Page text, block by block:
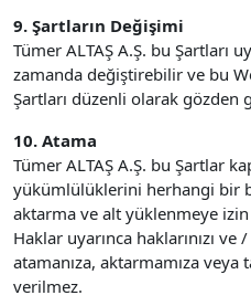
9. Şartların Değişimi
Tümer ALTAŞ A.Ş. bu Şartları
zamanda değiştirebilir ve bu
Şartları düzenli olarak gözden
10. Atama
Tümer ALTAŞ A.Ş. bu Şartlar
yükümlülüklerini herhangi bir
aktarma ve alt yüklenmeye
Haklar uyarınca haklarınızı
atamanıza, aktarmamıza
verilmez.